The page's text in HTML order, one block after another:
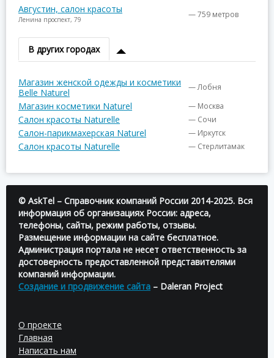
Августин, салон красоты
Ленина проспект, 79 — 759 метров
В других городах
Магазин женской одежды и косметики
Belle Naturel
— Лобня
Магазин косметики Naturel — Москва
Салон красоты Naturelle — Сочи
Салон-парикмахерская Naturel — Иркутск
Салон красоты Naturelle — Стерлитамак
© AskTel – Справочник компаний России 2014-2025. Вся
информация об организациях России: адреса,
телефоны, сайты, режим работы, отзывы.
Размещение информации на сайте бесплатное.
Администрация портала не несет ответственность за
достоверность предоставленной представителями
компаний информации.
Создание и продвижение сайта – Daleran Project
О проекте
Главная
Написать нам